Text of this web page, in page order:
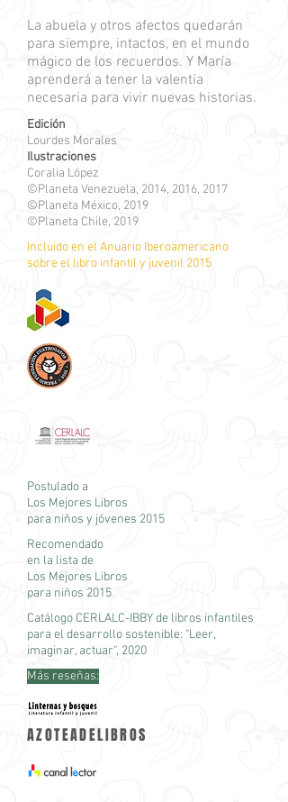
La abuela y otros afectos quedarán
para siempre, intactos, en el mundo
mágico de los recuerdos. Y María
aprenderá a tener la valentía
necesaria para vivir nuevas historias.
Edición
Lourdes Morales
Ilustraciones
Coralia López
©Planeta Venezuela, 2014, 2016, 2017
©Planeta México, 2019
©Planeta Chile, 2019
Incluido en el Anuario Iberoamericano
sobre el libro infantil y juvenil 2015
Postulado a
Los Mejores Libros
para niños y jóvenes 2015
Recomendado
en la lista de
Los Mejores Libros
para niños 2015
Catálogo CERLALC-IBBY de libros infantiles
para el desarrollo sostenible: "Leer,
imaginar, actuar", 2020
Más reseñas:
AZOTEADELIBROS